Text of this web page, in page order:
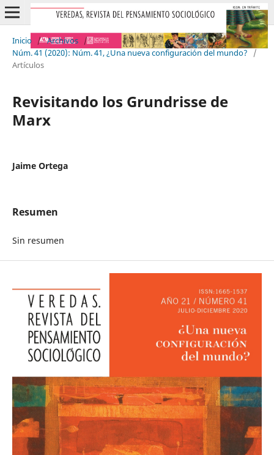
Inicio / Archivos /
Núm. 41 (2020): Núm. 41, ¿Una nueva configuración del mundo?
/
Artículos
Revisitando los Grundrisse de
Marx
Jaime Ortega
Resumen
Sin resumen